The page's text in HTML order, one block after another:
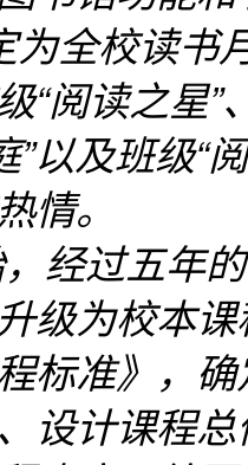
为全校读书
“阅读之星”
”以及班级“
情。
经过五年
级为校本
标准》，
设计课程